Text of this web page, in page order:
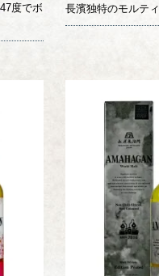
度でボ
長濱独特のモルテ